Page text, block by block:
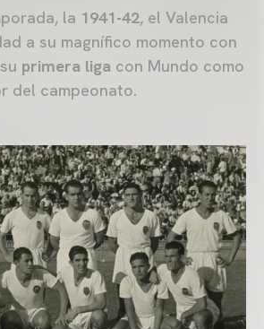
la 1941-42, el Valencia
a su magnífico momento con
primera liga con Mundo como
del campeonato.